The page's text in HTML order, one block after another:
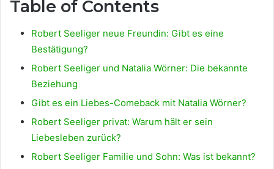
Table of Contents
Robert Seeliger neue Freundin: Gibt es eine
Bestätigung?
Robert Seeliger und Natalia Wörner: Die bekannte
Beziehung
Gibt es ein Liebes-Comeback mit Natalia Wörner?
Robert Seeliger privat: Warum hält er sein
Liebesleben zurück?
Robert Seeliger Familie und Sohn: Was ist bekannt?